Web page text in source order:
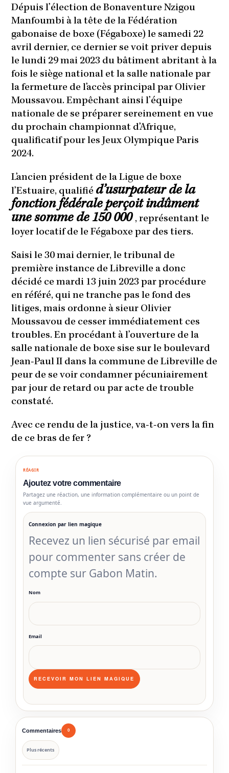
Dépuis l’élection de Bonaventure Nzigou
Manfoumbi à la tête de la Fédération
gabonaise de boxe (Fégaboxe) le samedi 22
avril dernier, ce dernier se voit priver depuis
le lundi 29 mai 2023 du bâtiment abritant à la
fois le siège national et la salle nationale par
la fermeture de l’accès principal par Olivier
Moussavou. Empêchant ainsi l’équipe
nationale de se préparer sereinement en vue
du prochain championnat d’Afrique,
qualificatif pour les Jeux Olympique Paris
2024.
L’ancien président de la Ligue de boxe
l’Estuaire, qualifié d’usurpateur de la
fonction fédérale perçoit indûment
une somme de 150 000, représentant le
loyer locatif de le Fégaboxe par des tiers.
Saisi le 30 mai dernier, le tribunal de
première instance de Libreville a donc
décidé ce mardi 13 juin 2023 par procédure
en référé, qui ne tranche pas le fond des
litiges, mais ordonne à sieur Olivier
Moussavou de cesser immédiatement ces
troubles. En procédant à l’ouverture de la
salle nationale de boxe sise sur le boulevard
Jean-Paul II dans la commune de Libreville de
peur de se voir condamner pécuniairement
par jour de retard ou par acte de trouble
constaté.
Avec ce rendu de la justice, va-t-on vers la fin
de ce bras de fer ?
RÉAGIR
Ajoutez votre commentaire
Partagez une réaction, une information complémentaire ou un point de
vue argumenté.
Connexion par lien magique
Recevez un lien sécurisé par email
pour commenter sans créer de
compte sur Gabon Matin.
Nom
Email
Commentaires 0
Plus récents